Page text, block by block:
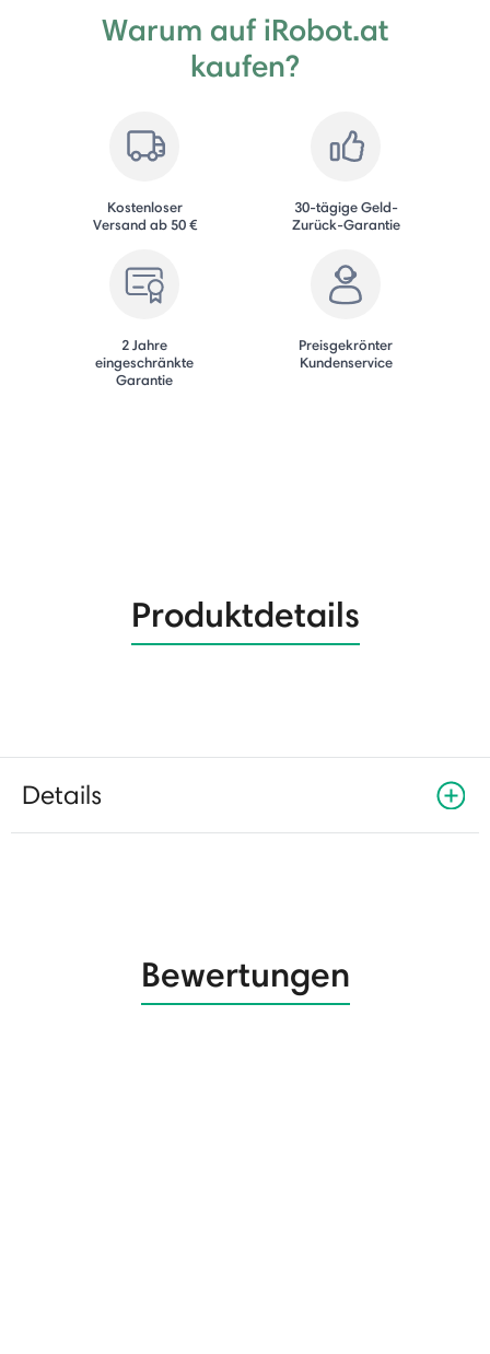
Warum auf iRobot.at
kaufen?
Kostenloser
Versand ab 50 €
30-tägige Geld-
Zurück-Garantie
2 Jahre
eingeschränkte
Garantie
Preisgekrönter
Kundenservice
Produktdetails
Details
Bewertungen